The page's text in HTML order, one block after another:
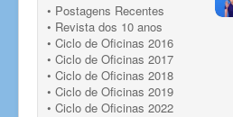
• Postagens Recentes
• Revista dos 10 anos
• Ciclo de Oficinas 2016
• Ciclo de Oficinas 2017
• Ciclo de Oficinas 2018
• Ciclo de Oficinas 2019
• Ciclo de Oficinas 2022